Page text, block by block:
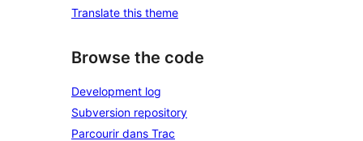
Translate this theme
Browse the code
Development log
Subversion repository
Parcourir dans Trac